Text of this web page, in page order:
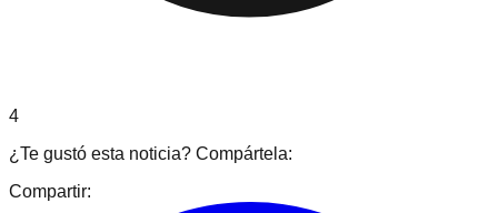
4
¿Te gustó esta noticia? Compártela:
Compartir: